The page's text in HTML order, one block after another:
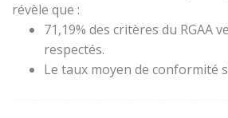
révèle que :
71,19% des critères du RGAA
respectés.
Le taux moyen de conformité